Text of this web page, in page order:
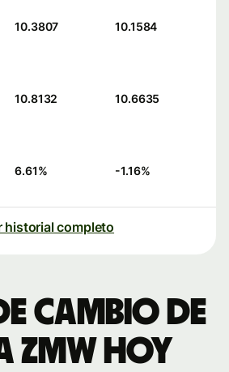
10.3807 10.1584
10.8132 10.6635
6.61% -1.16%
historial completo
cambio de
ZMW hoy